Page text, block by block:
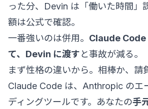
った分、Devin は「働いた時間」
額は公式で確認。
一番強いのは併用。 Claude Code
て、Devin に渡すと事故が減る。
まず性格の違いから。相棒か、請
Claude Code は、Anthropic のエ
ディングツールです。あなたの手